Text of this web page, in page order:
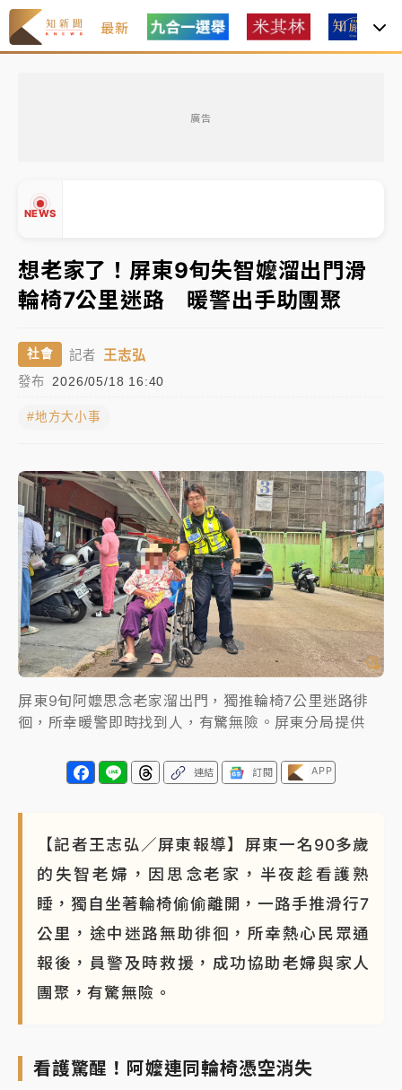
最新
廣告
NEWS
中信慈善基金會想增加董事人數！辜仲諒向法院聲請遭
駁 理由曝光
故宮《龍藏經》特展第2檔！今線上預約開賣一度塞車
周六起展出延長至晚上7時
台東農業處長涉圖利渡假村！東檢抗告成功 今重開羈
父親節泡湯了！中颱白海豚雨彈轟3天 「紅到發紫」降
雨熱區曝
暑假過三周才推「E宿新北打卡趣」！抽獎程序複雜 觀
旅局回應了
中信慈善基金會想增加董事人數！辜仲諒向法院聲請遭
駁 理由曝光
故宮《龍藏經》特展第2檔！今線上預約開賣一度塞車
周六起展出延長至晚上7時
台東農業處長涉圖利渡假村！東檢抗告成功 今重開羈
押庭
父親節泡湯了！中颱白海豚雨彈轟3天 「紅到發紫」降
雨熱區曝
想老家了！屏東9旬失智嬤溜出門滑
輪椅7公里迷路 暖警出手助團聚
社會 記者 王志弘
發布 2026/05/18 16:40
#地方大小事
屏東9旬阿嬤思念老家溜出門，獨推輪椅7公里迷路徘
徊，所幸暖警即時找到人，有驚無險。屏東分局提供
連結 訂閱 APP
【記者王志弘／屏東報導】屏東一名90多歲
的失智老婦，因思念老家，半夜趁看護熟
睡，獨自坐著輪椅偷偷離開，一路手推滑行7
公里，途中迷路無助徘徊，所幸熱心民眾通
報後，員警及時救援，成功協助老婦與家人
團聚，有驚無險。
看護驚醒！阿嬤連同輪椅憑空消失